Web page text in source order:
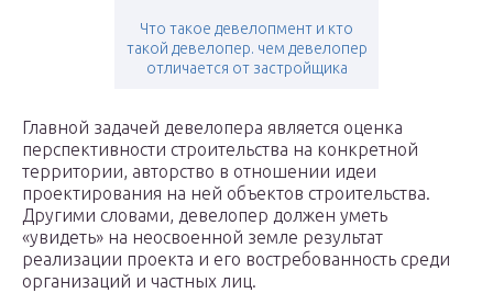
Что такое девелопмент и кто
такой девелопер. чем девелопер
отличается от застройщика
Главной задачей девелопера является оценка
перспективности строительства на конкретной
территории, авторство в отношении идеи
проектирования на ней объектов строительства.
Другими словами, девелопер должен уметь
«увидеть» на неосвоенной земле результат
реализации проекта и его востребованность среди
организаций и частных лиц.